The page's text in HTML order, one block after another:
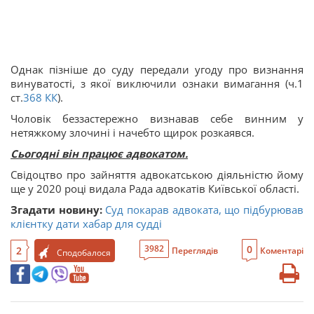
Однак пізніше до суду передали угоду про визнання
винуватості, з якої виключили ознаки вимагання (ч.1
ст.368 КК).
Чоловік беззастережно визнавав себе винним у
нетяжкому злочині і начебто щирок розкаявся.
Сьогодні він працює адвокатом.
Свідоцтво про зайняття адвокатською діяльністю йому
ще у 2020 році видала Рада адвокатів Київської області.
Згадати новину: Суд покарав адвоката, що підбурював
клієнтку дати хабар для судді
2 Сподобалося 3982 Переглядів 0 Коментарі